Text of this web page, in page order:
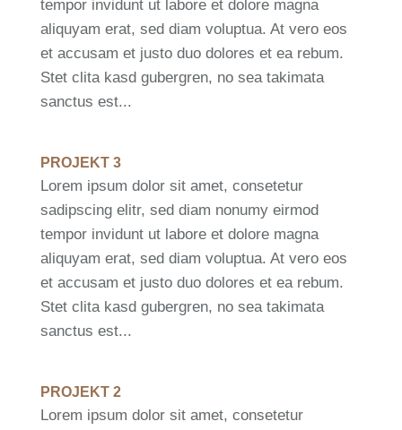
tempor invidunt ut labore et dolore magna
aliquyam erat, sed diam voluptua. At vero eos
et accusam et justo duo dolores et ea rebum.
Stet clita kasd gubergren, no sea takimata
sanctus est...
PROJEKT 3
Lorem ipsum dolor sit amet, consetetur
sadipscing elitr, sed diam nonumy eirmod
tempor invidunt ut labore et dolore magna
aliquyam erat, sed diam voluptua. At vero eos
et accusam et justo duo dolores et ea rebum.
Stet clita kasd gubergren, no sea takimata
sanctus est...
PROJEKT 2
Lorem ipsum dolor sit amet, consetetur